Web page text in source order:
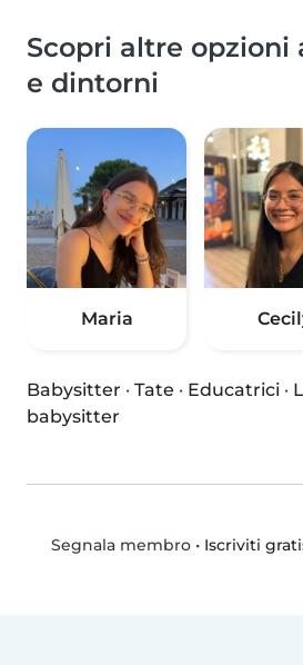
Scopri altre opzioni
e dintorni
Maria
Babysitter · Tate · Educatrici ·
babysitter
Segnala membro• Iscriviti